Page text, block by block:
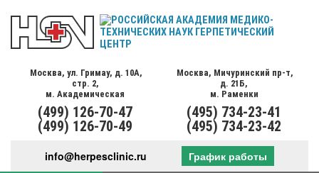
Москва, ул. Гримау, д. 10А,
стр. 2,
м. Академическая
(499) 126-70-47
(499) 126-70-49
Москва, Мичуринский пр-т,
д. 21Б,
м. Раменки
(495) 734-23-41
(495) 734-23-42
info@herpesclinic.ru График работы